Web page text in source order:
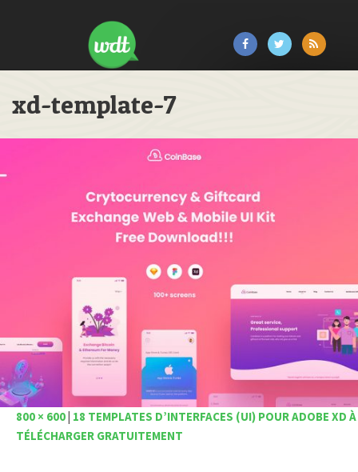
xd-template-7
800 × 600| 18 TEMPLATES D’INTERFACES (UI) POUR ADOBE XD À
TÉLÉCHARGER GRATUITEMENT